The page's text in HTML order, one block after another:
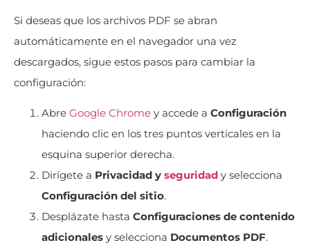
Si deseas que los archivos PDF se abran
automáticamente en el navegador una vez
descargados, sigue estos pasos para cambiar la
configuración:
Abre Google Chrome y accede a Configuración
haciendo clic en los tres puntos verticales en la
esquina superior derecha.
Dirígete a Privacidad y seguridad y selecciona
Configuración del sitio.
Desplázate hasta Configuraciones de contenido
adicionales y selecciona Documentos PDF.